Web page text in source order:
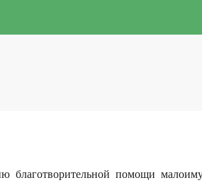
благотворительной помощи